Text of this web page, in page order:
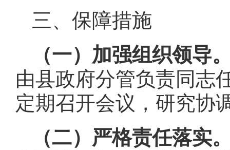
三、保障措施
（一）加强组织领导
由县政府分管负责同志
定期召开会议，研究协
（二）严格责任落实